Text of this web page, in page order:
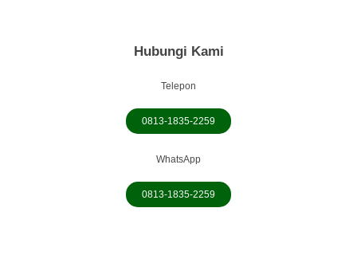
Hubungi Kami
Telepon
0813-1835-2259
WhatsApp
0813-1835-2259